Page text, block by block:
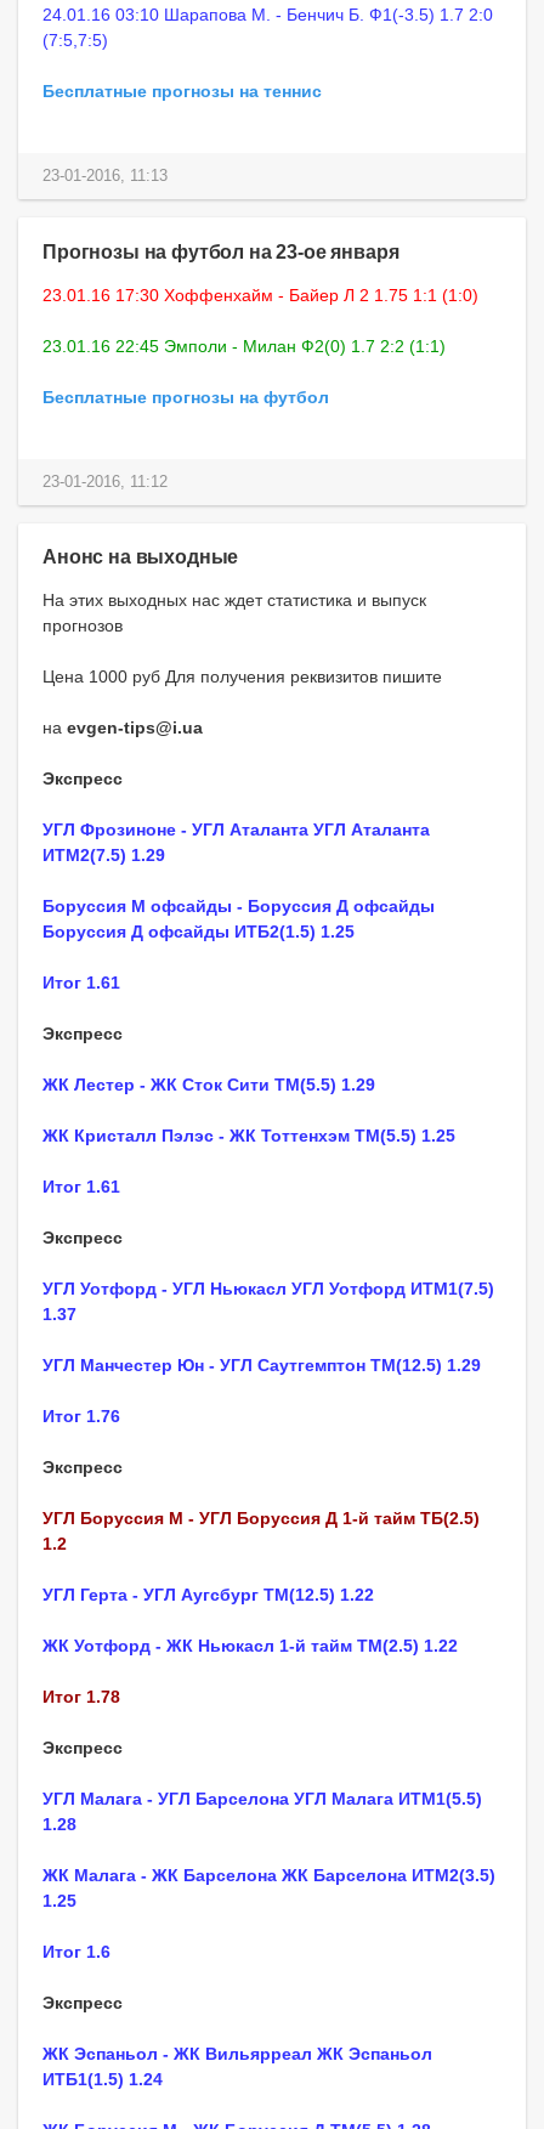
24.01.16 03:10 Шарапова М. - Бенчич Б. Ф1(-3.5) 1.7 2:0
(7:5,7:5)
Бесплатные прогнозы на теннис
23-01-2016, 11:13
Прогнозы на футбол на 23-ое января
23.01.16 17:30 Хоффенхайм - Байер Л 2 1.75 1:1 (1:0)
23.01.16 22:45 Эмполи - Милан Ф2(0) 1.7 2:2 (1:1)
Бесплатные прогнозы на футбол
23-01-2016, 11:12
Анонс на выходные
На этих выходных нас ждет статистика и выпуск
прогнозов
Цена 1000 руб Для получения реквизитов пишите
на evgen-tips@i.ua
Экспресс
УГЛ Фрозиноне - УГЛ Аталанта УГЛ Аталанта
ИТМ2(7.5) 1.29
Боруссия М офсайды - Боруссия Д офсайды
Боруссия Д офсайды ИТБ2(1.5) 1.25
Итог 1.61
Экспресс
ЖК Лестер - ЖК Сток Сити ТМ(5.5) 1.29
ЖК Кристалл Пэлэс - ЖК Тоттенхэм ТМ(5.5) 1.25
Итог 1.61
Экспресс
УГЛ Уотфорд - УГЛ Ньюкасл УГЛ Уотфорд ИТМ1(7.5)
1.37
УГЛ Манчестер Юн - УГЛ Саутгемптон ТМ(12.5) 1.29
Итог 1.76
Экспресс
УГЛ Боруссия М - УГЛ Боруссия Д 1-й тайм ТБ(2.5)
1.2
УГЛ Герта - УГЛ Аугсбург ТМ(12.5) 1.22
ЖК Уотфорд - ЖК Ньюкасл 1-й тайм ТМ(2.5) 1.22
Итог 1.78
Экспресс
УГЛ Малага - УГЛ Барселона УГЛ Малага ИТМ1(5.5)
1.28
ЖК Малага - ЖК Барселона ЖК Барселона ИТМ2(3.5)
1.25
Итог 1.6
Экспресс
ЖК Эспаньол - ЖК Вильярреал ЖК Эспаньол
ИТБ1(1.5) 1.24